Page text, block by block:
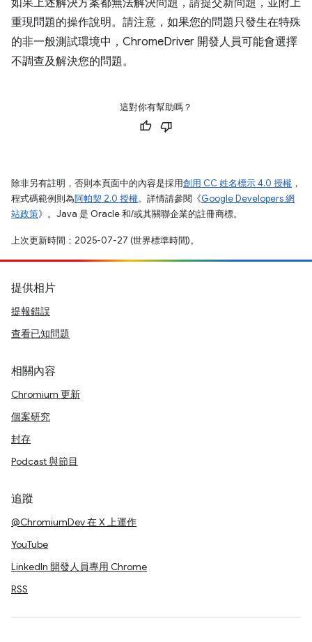
如果上述解決方案都無法解決問題，請提交新問題，並附上
重現問題的操作說明。請注意，如果您的問題只發生在特殊
的非一般測試環境中，ChromeDriver 開發人員可能會選擇
不調查及解決您的問題。
這對你有幫助嗎？
除非另有註明，否則本頁面中的內容是採用創用 CC 姓名標示 4.0 授權 ，
程式碼範例則為阿帕契 2.0 授權。詳情請參閱《Google Developers 網
站政策》。Java 是 Oracle 和/或其關聯企業的註冊商標。
上次更新時間：2025-07-27 (世界標準時間)。
提供相片
提報錯誤
查看已知問題
相關內容
Chromium 更新
個案研究
封存
Podcast 與節目
追蹤
@ChromiumDev 在 X 上運作
YouTube
LinkedIn 開發人員專用 Chrome
RSS